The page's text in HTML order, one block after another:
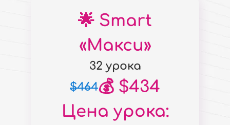
🌟 Smart
«Макси»
32 урока
$464💰 $434
Цена урока: